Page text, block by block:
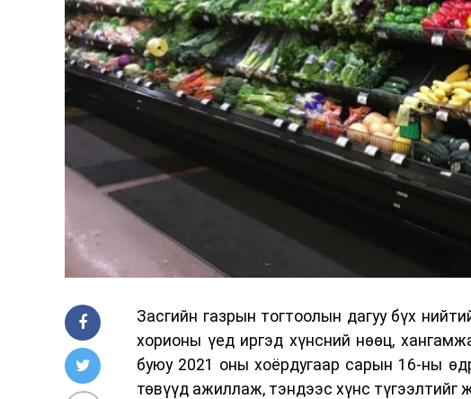
Засгийн газрын тогтоолын дагуу бүх
хорионы үед иргэд хүнсний нөөц,
буюу 2021 оны хоёрдугаар сарын 16-ны
төвүүд ажиллаж, тэндээс хүнс түгээлтийг